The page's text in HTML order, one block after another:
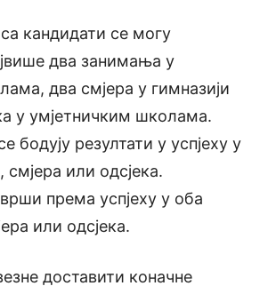
кандидати се могу
два занимања у
два смјера у гимназији
у умјетничким школама.
бодују резултати у успјеху у
или одсјека.
према успјеху у оба
или одсјека.
доставити коначне